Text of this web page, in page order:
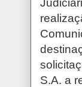
S.A. a